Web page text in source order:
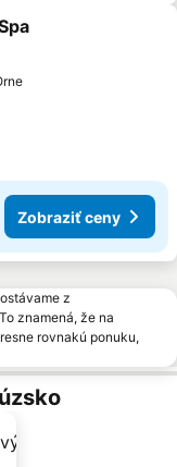
Zobraziť ceny
z
znamená, že na
rovnakú ponuku,